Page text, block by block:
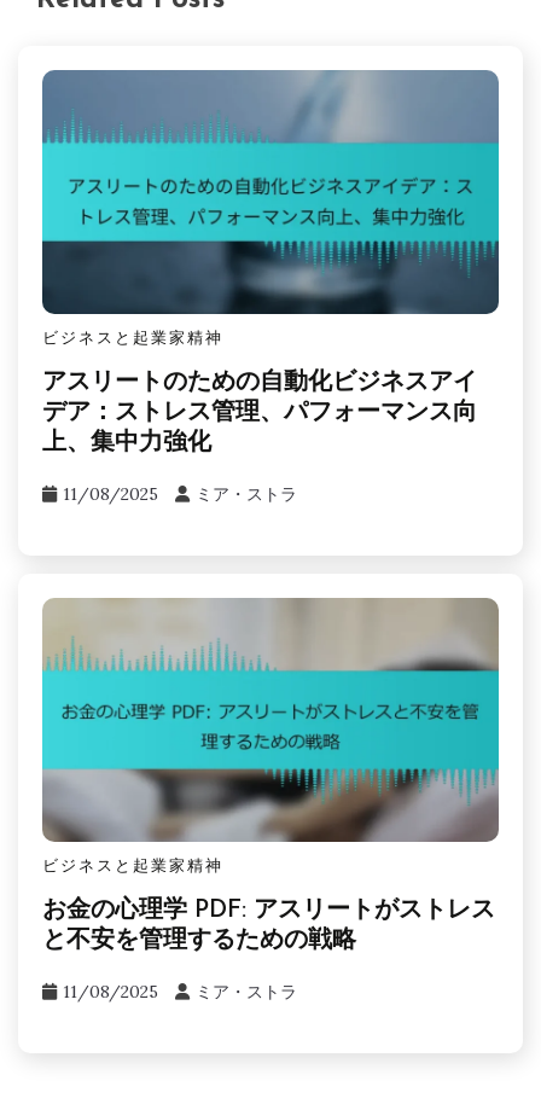
ビジネスと起業家精神
アスリートのための自動化ビジネスアイ
デア：ストレス管理、パフォーマンス向
上、集中力強化
11/08/2025 ミア・ストラ
ビジネスと起業家精神
お金の心理学 PDF: アスリートがストレス
と不安を管理するための戦略
11/08/2025 ミア・ストラ